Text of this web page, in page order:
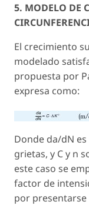
5. MODELO DE
El crecimiento
modelado
propuesta por
expresa como:
Donde da/dN
grietas, y C y n
este caso se
factor de
por